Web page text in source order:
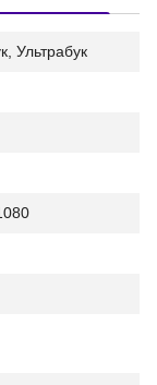
Ультрабук